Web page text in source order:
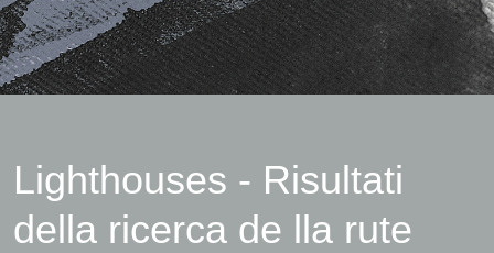
Lighthouses - Risultati
della ricerca de lla rute